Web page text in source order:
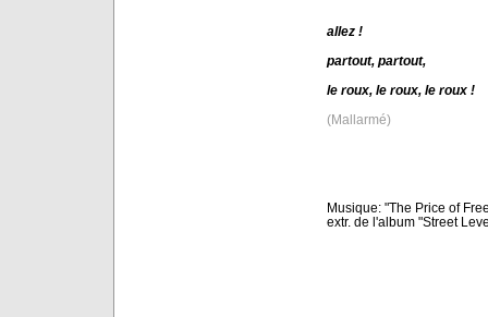
allez !
partout, partout,
le roux, le roux, le roux !
(Mallarmé)
Musique: "The Price of
extr. de l'album "Street